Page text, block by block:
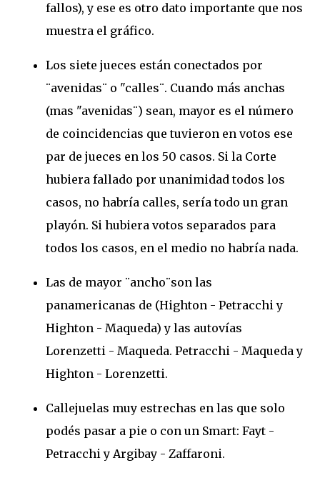
fallos), y ese es otro dato importante que nos
muestra el gráfico.
Los siete jueces están conectados por
¨avenidas¨ o "calles¨. Cuando más anchas
(mas "avenidas¨) sean, mayor es el número
de coincidencias que tuvieron en votos ese
par de jueces en los 50 casos. Si la Corte
hubiera fallado por unanimidad todos los
casos, no habría calles, sería todo un gran
playón. Si hubiera votos separados para
todos los casos, en el medio no habría nada.
Las de mayor ¨ancho¨son las
panamericanas de (Highton - Petracchi y
Highton - Maqueda) y las autovías
Lorenzetti - Maqueda. Petracchi - Maqueda y
Highton - Lorenzetti.
Callejuelas muy estrechas en las que solo
podés pasar a pie o con un Smart: Fayt -
Petracchi y Argibay - Zaffaroni.